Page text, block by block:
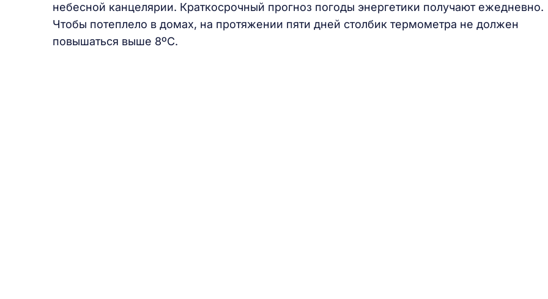
небесной канцелярии. Краткосрочный прогноз погоды энергетики получают ежедневно.
Чтобы потеплело в домах, на протяжении пяти дней столбик термометра не должен
повышаться выше 8ºС.